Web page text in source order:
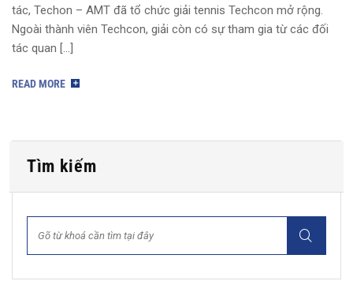
tác, Techon – AMT đã tổ chức giải tennis Techcon mở rộng.
Ngoài thành viên Techcon, giải còn có sự tham gia từ các đối
tác quan […]
READ MORE
Tìm kiếm